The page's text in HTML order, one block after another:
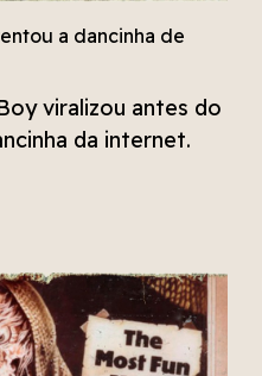
a dancinha de
viralizou antes do
da internet.